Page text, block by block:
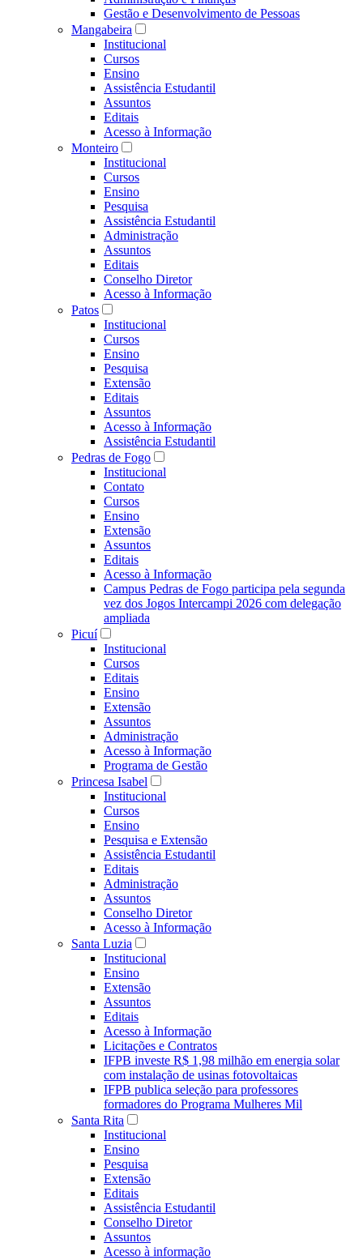
Gestão e Desenvolvimento de Pessoas
Mangabeira
Institucional
Cursos
Ensino
Assistência Estudantil
Assuntos
Editais
Acesso à Informação
Monteiro
Institucional
Cursos
Ensino
Pesquisa
Assistência Estudantil
Administração
Assuntos
Editais
Conselho Diretor
Acesso à Informação
Patos
Institucional
Cursos
Ensino
Pesquisa
Extensão
Editais
Assuntos
Acesso à Informação
Assistência Estudantil
Pedras de Fogo
Institucional
Contato
Cursos
Ensino
Extensão
Assuntos
Editais
Acesso à Informação
Campus Pedras de Fogo participa pela segunda
vez dos Jogos Intercampi 2026 com delegação
ampliada
Picuí
Institucional
Cursos
Editais
Ensino
Extensão
Assuntos
Administração
Acesso à Informação
Programa de Gestão
Princesa Isabel
Institucional
Cursos
Ensino
Pesquisa e Extensão
Assistência Estudantil
Editais
Administração
Assuntos
Conselho Diretor
Acesso à Informação
Santa Luzia
Institucional
Ensino
Extensão
Assuntos
Editais
Acesso à Informação
Licitações e Contratos
IFPB investe R$ 1,98 milhão em energia solar
com instalação de usinas fotovoltaicas
IFPB publica seleção para professores
formadores do Programa Mulheres Mil
Santa Rita
Institucional
Ensino
Pesquisa
Extensão
Editais
Assistência Estudantil
Conselho Diretor
Assuntos
Acesso à informação